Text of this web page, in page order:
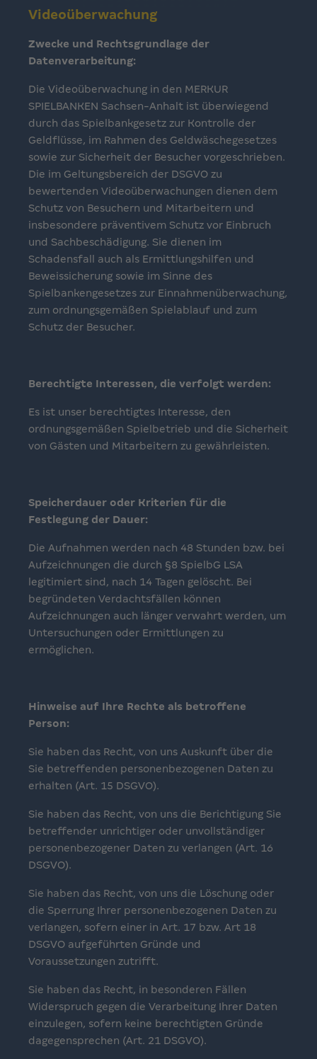
Videoüberwachung
Zwecke und Rechtsgrundlage der
Datenverarbeitung:
Die Videoüberwachung in den MERKUR
SPIELBANKEN Sachsen-Anhalt ist überwiegend
durch das Spielbankgesetz zur Kontrolle der
Geldflüsse, im Rahmen des Geldwäschegesetzes
sowie zur Sicherheit der Besucher vorgeschrieben.
Die im Geltungsbereich der DSGVO zu
bewertenden Videoüberwachungen dienen dem
Schutz von Besuchern und Mitarbeitern und
insbesondere präventivem Schutz vor Einbruch
und Sachbeschädigung. Sie dienen im
Schadensfall auch als Ermittlungshilfen und
Beweissicherung sowie im Sinne des
Spielbankengesetzes zur Einnahmenüberwachung,
zum ordnungsgemäßen Spielablauf und zum
Schutz der Besucher.
Berechtigte Interessen, die verfolgt werden:
Es ist unser berechtigtes Interesse, den
ordnungsgemäßen Spielbetrieb und die Sicherheit
von Gästen und Mitarbeitern zu gewährleisten.
Speicherdauer oder Kriterien für die
Festlegung der Dauer:
Die Aufnahmen werden nach 48 Stunden bzw. bei
Aufzeichnungen die durch §8 SpielbG LSA
legitimiert sind, nach 14 Tagen gelöscht. Bei
begründeten Verdachtsfällen können
Aufzeichnungen auch länger verwahrt werden, um
Untersuchungen oder Ermittlungen zu
ermöglichen.
Hinweise auf Ihre Rechte als betroffene
Person:
Sie haben das Recht, von uns Auskunft über die
Sie betreffenden personenbezogenen Daten zu
erhalten (Art. 15 DSGVO).
Sie haben das Recht, von uns die Berichtigung Sie
betreffender unrichtiger oder unvollständiger
personenbezogener Daten zu verlangen (Art. 16
DSGVO).
Sie haben das Recht, von uns die Löschung oder
die Sperrung Ihrer personenbezogenen Daten zu
verlangen, sofern einer in Art. 17 bzw. Art 18
DSGVO aufgeführten Gründe und
Voraussetzungen zutrifft.
Sie haben das Recht, in besonderen Fällen
Widerspruch gegen die Verarbeitung Ihrer Daten
einzulegen, sofern keine berechtigten Gründe
dagegensprechen (Art. 21 DSGVO).